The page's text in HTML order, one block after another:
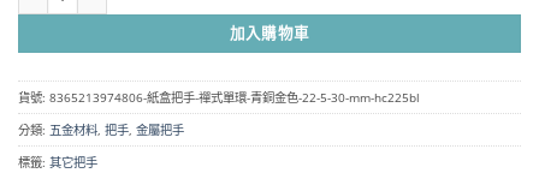
NT$5,000
加入購物車
貨號: 8365213974806-紙盒把手-禪式單環-青銅金色-22-5-30-mm-hc225bl
分類: 五金材料, 把手, 金屬把手
標籤: 其它把手